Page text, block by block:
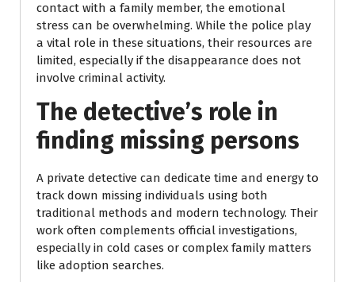
contact with a family member, the emotional
stress can be overwhelming. While the police play
a vital role in these situations, their resources are
limited, especially if the disappearance does not
involve criminal activity.
The detective’s role in
finding missing persons
A private detective can dedicate time and energy to
track down missing individuals using both
traditional methods and modern technology. Their
work often complements official investigations,
especially in cold cases or complex family matters
like adoption searches.